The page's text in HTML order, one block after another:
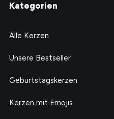
Kategorien
Alle Kerzen
Unsere Bestseller
Geburtstagskerzen
Kerzen mit Emojis